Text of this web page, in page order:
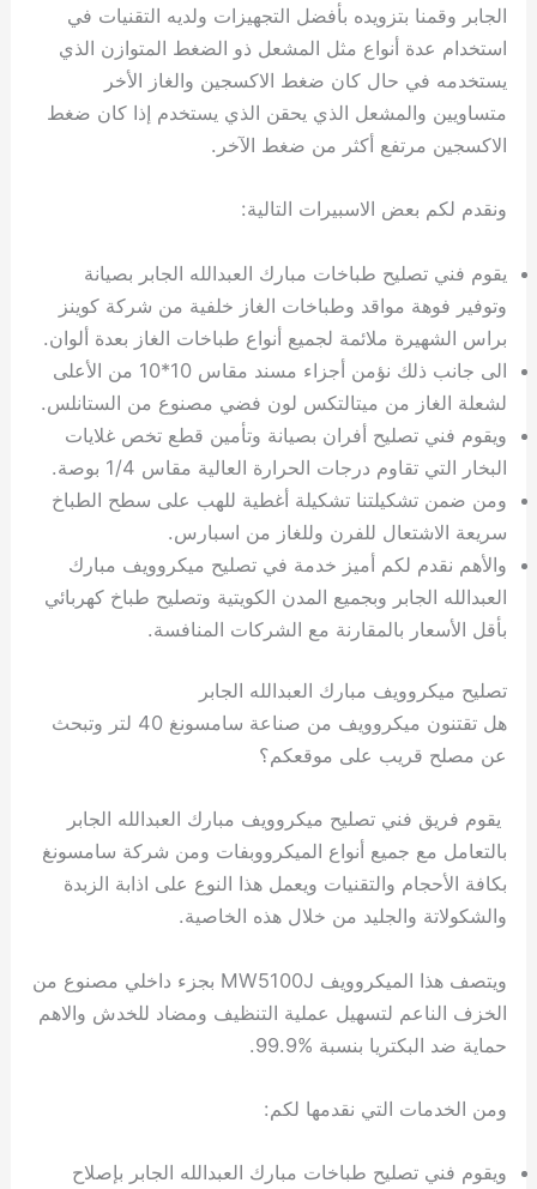
الجابر وقمنا بتزويده بأفضل التجهيزات ولديه التقنيات في
استخدام عدة أنواع مثل المشعل ذو الضغط المتوازن الذي
يستخدمه في حال كان ضغط الاكسجين والغاز الأخر
متساويين والمشعل الذي يحقن الذي يستخدم إذا كان ضغط
الاكسجين مرتفع أكثر من ضغط الآخر.
ونقدم لكم بعض الاسبيرات التالية:
يقوم فني تصليح طباخات مبارك العبدالله الجابر بصيانة
وتوفير فوهة مواقد وطباخات الغاز خلفية من شركة كوينز
براس الشهيرة ملائمة لجميع أنواع طباخات الغاز بعدة ألوان.
الى جانب ذلك نؤمن أجزاء مسند مقاس 10*10 من الأعلى
لشعلة الغاز من ميتالتكس لون فضي مصنوع من الستانلس.
ويقوم فني تصليح أفران بصيانة وتأمين قطع تخص غلايات
البخار التي تقاوم درجات الحرارة العالية مقاس 1/4 بوصة.
ومن ضمن تشكيلتنا تشكيلة أغطية للهب على سطح الطباخ
سريعة الاشتعال للفرن وللغاز من اسبارس.
والأهم نقدم لكم أميز خدمة في تصليح ميكروويف مبارك
العبدالله الجابر وبجميع المدن الكويتية وتصليح طباخ كهربائي
بأقل الأسعار بالمقارنة مع الشركات المنافسة.
تصليح ميكروويف مبارك العبدالله الجابر
هل تقتنون ميكروويف من صناعة سامسونغ 40 لتر وتبحث
عن مصلح قريب على موقعكم؟
يقوم فريق فني تصليح ميكروويف مبارك العبدالله الجابر
بالتعامل مع جميع أنواع الميكرووبفات ومن شركة سامسونغ
بكافة الأحجام والتقنيات ويعمل هذا النوع على اذابة الزبدة
والشكولاتة والجليد من خلال هذه الخاصية.
ويتصف هذا الميكروويف MW5100J بجزء داخلي مصنوع من
الخزف الناعم لتسهيل عملية التنظيف ومضاد للخدش والاهم
حماية ضد البكتريا بنسبة ‎99.9%‎.
ومن الخدمات التي نقدمها لكم:
ويقوم فني تصليح طباخات مبارك العبدالله الجابر بإصلاح